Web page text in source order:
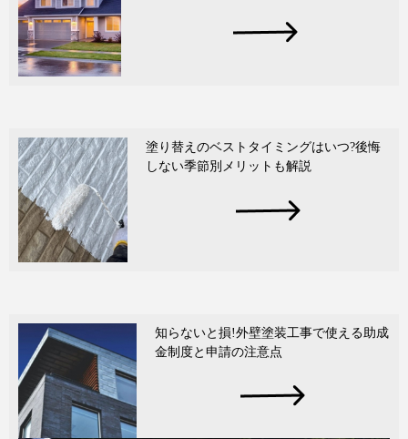
塗り替えのベストタイミングはいつ?後悔
しない季節別メリットも解説
知らないと損!外壁塗装工事で使える助成
金制度と申請の注意点